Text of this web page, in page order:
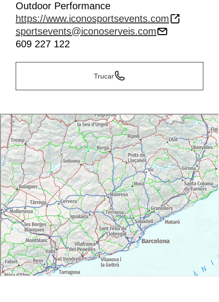
Outdoor Performance
https://www.iconosportsevents.com
sportsevents@iconoserveis.com
609 227 122
Trucar